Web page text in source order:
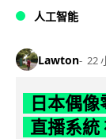
人工智能
Lawton 22
日本偶
直播系統